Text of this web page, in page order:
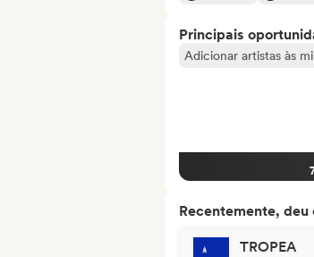
Principais
Adicionar artistas às
Recentemente,
TROPEA